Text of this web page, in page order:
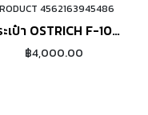
ORDER NOW
4562163945486
เป๋า OSTRICH F-106
Cream
฿4,000.00